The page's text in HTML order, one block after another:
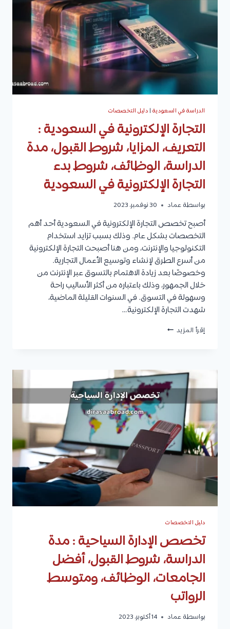
الدراسي،
الفرص
الوظيفية،
ومتوسط
الراتب
الشهري
لمهنة
سكرتير
الدراسة في السعودية| دليل التخصصات
التجارة الإلكترونية في السعودية :
التعريف، المزايا، شروط القبول، مدة
الدراسة، الوظائف، شروط بدء
التجارة الإلكترونية في السعودية
بواسطة عماد 30 نوفمبر، 2023
أصبح تخصص التجارة الإلكترونية في السعودية أحد أهم
التخصصات بشكل عام. وذلك بسبب تزايد استخدام
التكنولوجيا والإنترنت، ومن هنا أصبحت التجارة الإلكترونية
من أسرع الطرق لإنشاء وتوسيع الأعمال التجارية.
وخصوصًا بعد زيادة الاهتمام بالتسوق عبر الإنترنت من
خلال الجمهور، وذلك باعتباره من أكثر الأساليب راحة
وسهولة في التسوق. في السنوات القليلة الماضية،
شهدت التجارة الإلكترونية…
إقرأ المزيد التجارة
التعريف،
المزايا،
شروط
القبول،
الدراسة،
الوظائف،
شروط
بدء
التجارة
الإلكترونية
دليل التخصصات
تخصص الإدارة السياحية : مدة
الدراسة، شروط القبول، أفضل
الجامعات، الوظائف، ومتوسط
الرواتب
بواسطة عماد 14 أكتوبر، 2023